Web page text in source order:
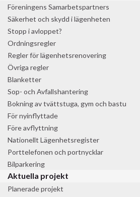
Föreningens Samarbetspartners
Säkerhet och skydd i lägenheten
Stopp i avloppet?
Ordningsregler
Regler för lägenhetsrenovering
Övriga regler
Blanketter
Sop- och Avfallshantering
Bokning av tvättstuga, gym och bastu
För nyinflyttade
Före avflyttning
Nationellt Lägenhetsregister
Porttelefonen och portnycklar
Bilparkering
Aktuella projekt
Planerade projekt